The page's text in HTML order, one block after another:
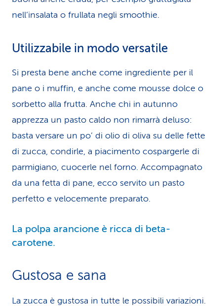
nell’insalata o frullata negli smoothie.
Utilizzabile in modo versatile
Si presta bene anche come ingrediente per il
pane o i muffin, e anche come mousse dolce o
sorbetto alla frutta. Anche chi in autunno
apprezza un pasto caldo non rimarrà deluso:
basta versare un po’ di olio di oliva su delle fette
di zucca, condirle, a piacimento cospargerle di
parmigiano, cuocerle nel forno. Accompagnato
da una fetta di pane, ecco servito un pasto
perfetto e velocemente preparato.
La polpa arancione è ricca di beta-
carotene.
Gustosa e sana
La zucca è gustosa in tutte le possibili variazioni.